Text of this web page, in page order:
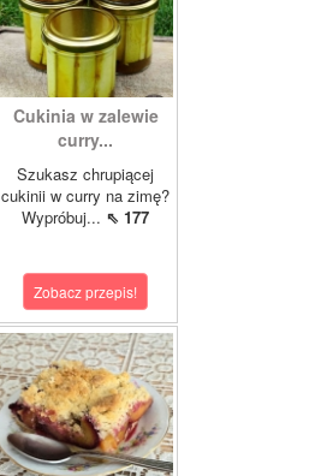
Cukinia w zalewie
curry...
Szukasz chrupiącej
cukinii w curry na zimę?
Wypróbuj... ⇖ 177
Zobacz przepis!